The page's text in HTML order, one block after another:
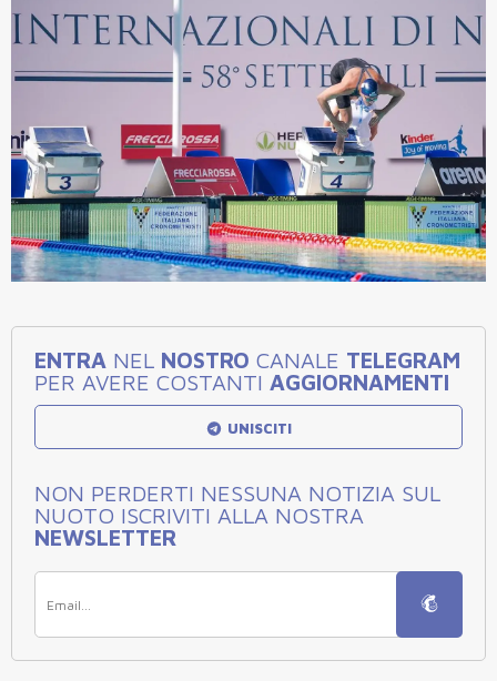
ENTRA NEL NOSTRO CANALE TELEGRAM
PER AVERE COSTANTI AGGIORNAMENTI
UNISCITI
NON PERDERTI NESSUNA NOTIZIA SUL
NUOTO ISCRIVITI ALLA NOSTRA
NEWSLETTER